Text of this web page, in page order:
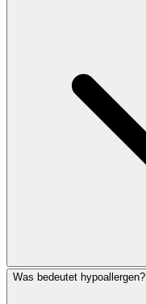
Was bedeutet hypoallergen?